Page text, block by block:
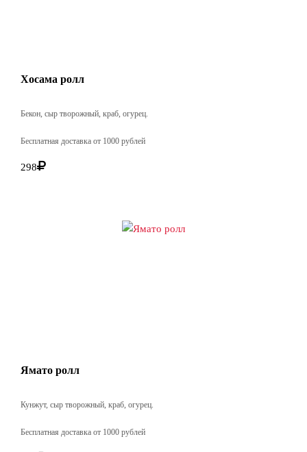
Хосама ролл
Бекон, сыр творожный, краб, огурец.
Бесплатная доставка от 1000 рублей
298
Ямато ролл
Кунжут, сыр творожный, краб, огурец.
Бесплатная доставка от 1000 рублей